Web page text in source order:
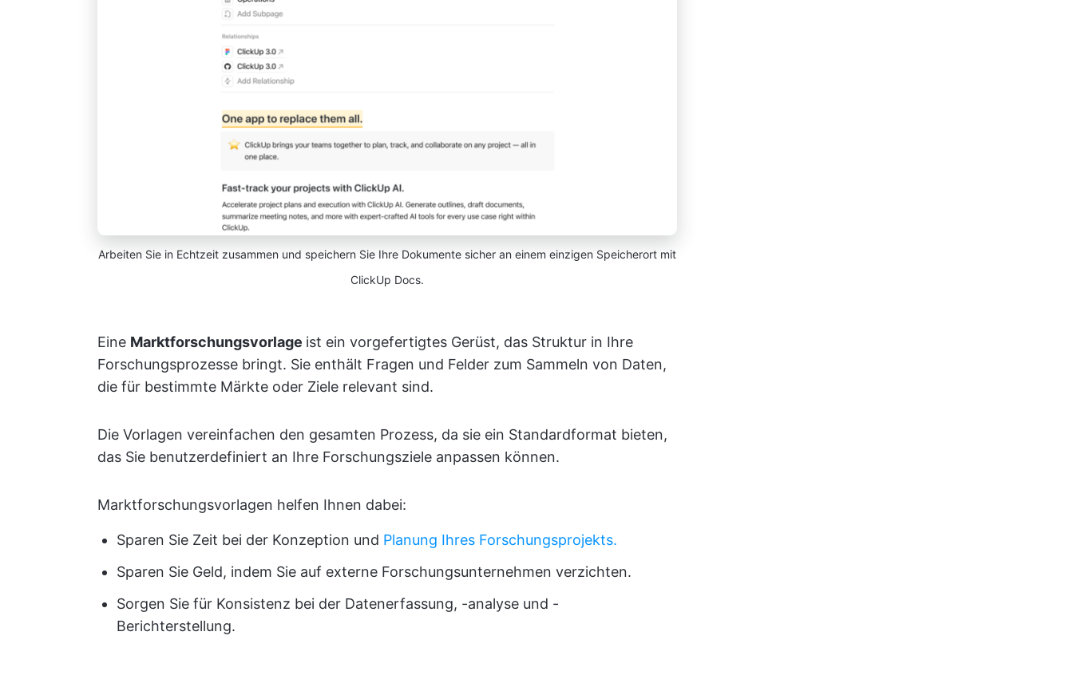
Arbeiten Sie in Echtzeit zusammen und speichern Sie Ihre Dokumente sicher an einem einzigen Speicherort mit
ClickUp Docs.
Eine Marktforschungsvorlage ist ein vorgefertigtes Gerüst, das Struktur in Ihre
Forschungsprozesse bringt. Sie enthält Fragen und Felder zum Sammeln von Daten,
die für bestimmte Märkte oder Ziele relevant sind.
Die Vorlagen vereinfachen den gesamten Prozess, da sie ein Standardformat bieten,
das Sie benutzerdefiniert an Ihre Forschungsziele anpassen können.
Marktforschungsvorlagen helfen Ihnen dabei:
Sparen Sie Zeit bei der Konzeption und Planung Ihres Forschungsprojekts.
Sparen Sie Geld, indem Sie auf externe Forschungsunternehmen verzichten.
Sorgen Sie für Konsistenz bei der Datenerfassung, -analyse und -
Berichterstellung.